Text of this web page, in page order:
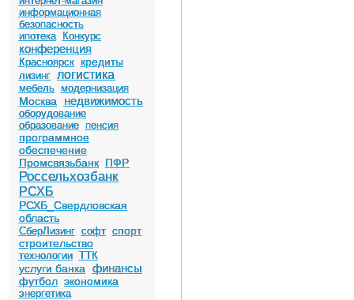
информационная
безопасность
ипотека
Конкурс
конференция
Красноярск кредиты
лизинг логистика
мебель модернизация
Москва недвижимость
оборудование
образование пенсия
программное
обеспечение
Промсвязьбанк ПФР
Россельхозбанк
РСХБ
РСХБ_Свердловская
область
СберЛизинг софт спорт
строительство
технологии ТТК
услуги банка финансы
футбол экономика
энергетика